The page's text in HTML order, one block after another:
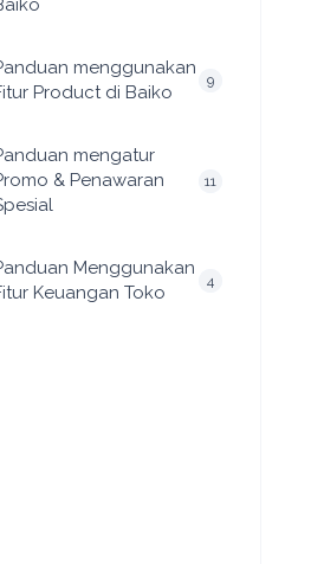
menggunakan
Product di Baiko
9
mengatur
& Penawaran
11
Menggunakan
Keuangan Toko
4